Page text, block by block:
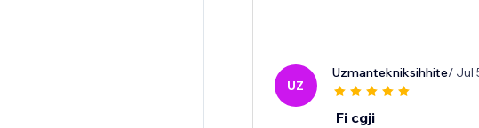
UZ
Uzmantekniksihhite/ Jul
Fi cgji